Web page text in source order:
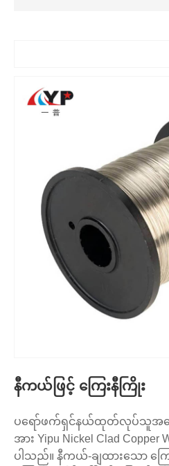
နီကယ်ဖြင့် ကြေးနီကြိုး
ပရော်ဖက်ရှင်နယ်ထုတ်လုပ်သူအန
အား Yipu Nickel Clad
ပါသည်။ နီကယ်-ချထားသော ကြေ